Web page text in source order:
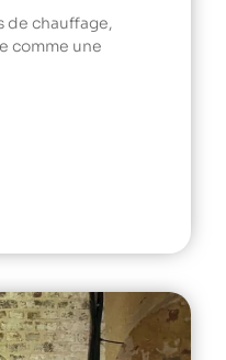
de chauffage,
comme une